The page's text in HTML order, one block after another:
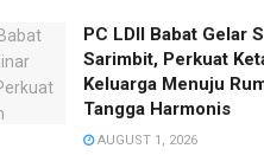
PC LDII Babat Gelar
Sarimbit, Perkuat
Keluarga Menuju
Tangga Harmonis
AUGUST 1, 2026